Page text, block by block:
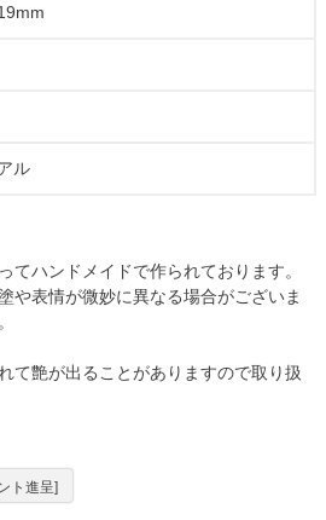
ル
ハンドメイドで作られております。
や表情が微妙に異なる場合がございま
て艶が出ることがありますので取り扱
ト進呈]